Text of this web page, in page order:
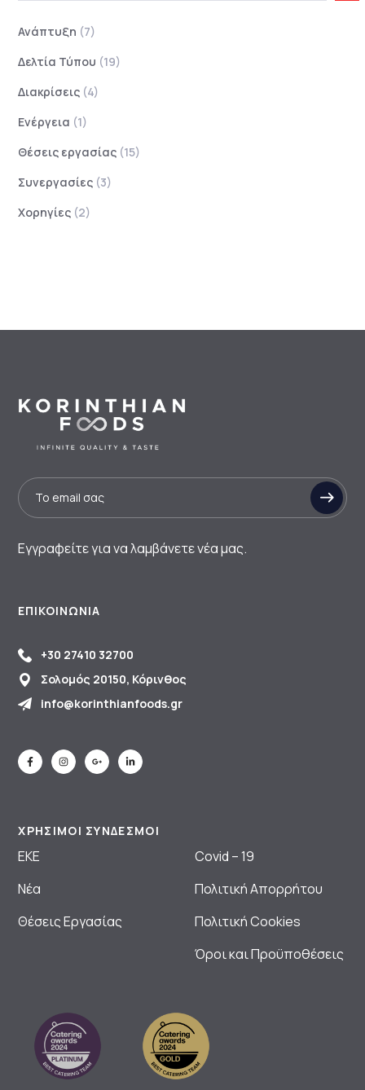
Ανάπτυξη (7)
Δελτία Τύπου (19)
Διακρίσεις (4)
Ενέργεια (1)
Θέσεις εργασίας (15)
Συνεργασίες (3)
Χορηγίες (2)
Εγγραφείτε για να λαμβάνετε νέα μας.
ΕΠΙΚΟΙΝΩΝΊΑ
+30 27410 32700
Σολομός 20150, Κόρινθος
info@korinthianfoods.gr
ΧΡΗΣΙΜΟΙ ΣΥΝΔΕΣΜΟΙ
ΕΚΕ
Νέα
Θέσεις Εργασίας
Covid – 19
Πολιτική Απορρήτου
Πολιτική Cookies
Όροι και Προϋποθέσεις